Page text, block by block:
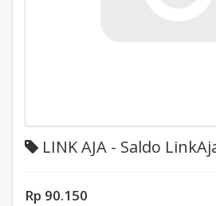
LINK AJA - Saldo
Rp 90.150